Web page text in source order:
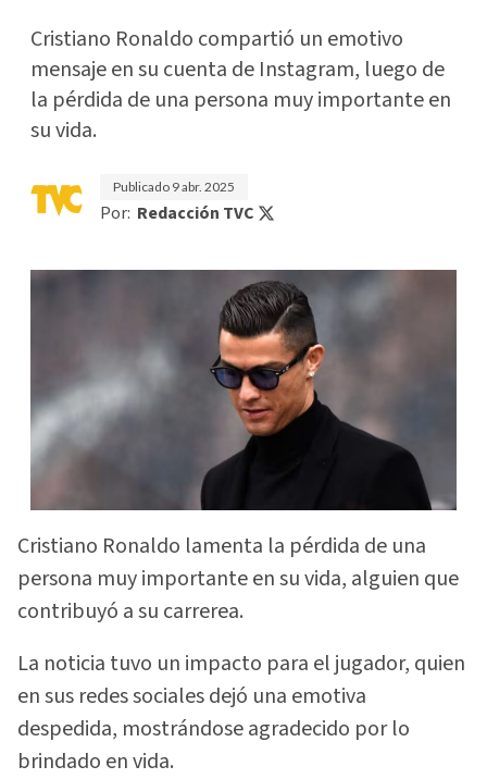
Cristiano Ronaldo compartió un emotivo
mensaje en su cuenta de Instagram, luego de
la pérdida de una persona muy importante en
su vida.
Publicado 9 abr. 2025
Por: Redacción TVC
Cristiano Ronaldo lamenta la pérdida de una
persona muy importante en su vida, alguien que
contribuyó a su carrerea.
La noticia tuvo un impacto para el jugador, quien
en sus redes sociales dejó una emotiva
despedida, mostrándose agradecido por lo
brindado en vida.